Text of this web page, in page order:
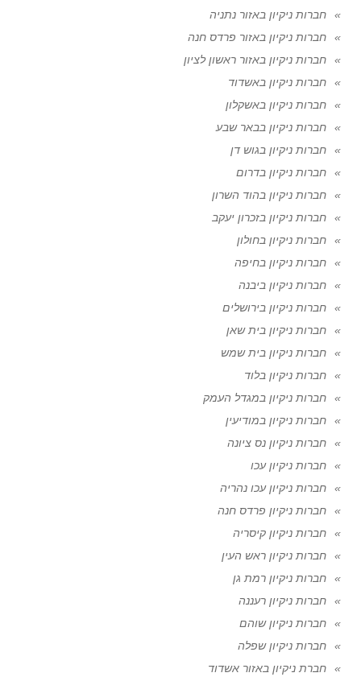
חברות ניקיון באזור נתניה
חברות ניקיון באזור פרדס חנה
חברות ניקיון באזור ראשון לציון
חברות ניקיון באשדוד
חברות ניקיון באשקלון
חברות ניקיון בבאר שבע
חברות ניקיון בגוש דן
חברות ניקיון בדרום
חברות ניקיון בהוד השרון
חברות ניקיון בזכרון יעקב
חברות ניקיון בחולון
חברות ניקיון בחיפה
חברות ניקיון ביבנה
חברות ניקיון בירושלים
חברות ניקיון בית שאן
חברות ניקיון בית שמש
חברות ניקיון בלוד
חברות ניקיון במגדל העמק
חברות ניקיון במודיעין
חברות ניקיון נס ציונה
חברות ניקיון עכו
חברות ניקיון עכו נהריה
חברות ניקיון פרדס חנה
חברות ניקיון קיסריה
חברות ניקיון ראש העין
חברות ניקיון רמת גן
חברות ניקיון רעננה
חברות ניקיון שוהם
חברות ניקיון שפלה
חברת ניקיון באזור אשדוד